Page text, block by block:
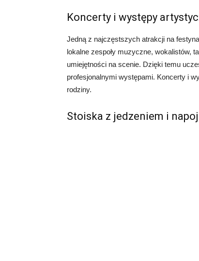
Koncerty i występy
Jedną z najczęstszych atrakcji na
lokalne zespoły muzyczne, wokalistów,
umiejętności na scenie. Dzięki temu
profesjonalnymi występami. Koncerty i
rodziny.
Stoiska z jedzeniem i